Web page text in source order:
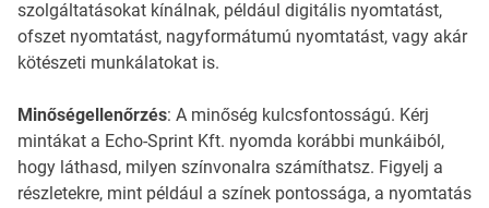
szolgáltatásokat kínálnak, például digitális nyomtatást,
ofszet nyomtatást, nagyformátumú nyomtatást, vagy akár
kötészeti munkálatokat is.
Minőségellenőrzés: A minőség kulcsfontosságú. Kérj
mintákat a Echo-Sprint Kft. nyomda korábbi munkáiból,
hogy láthasd, milyen színvonalra számíthatsz. Figyelj a
részletekre, mint például a színek pontossága, a nyomtatás